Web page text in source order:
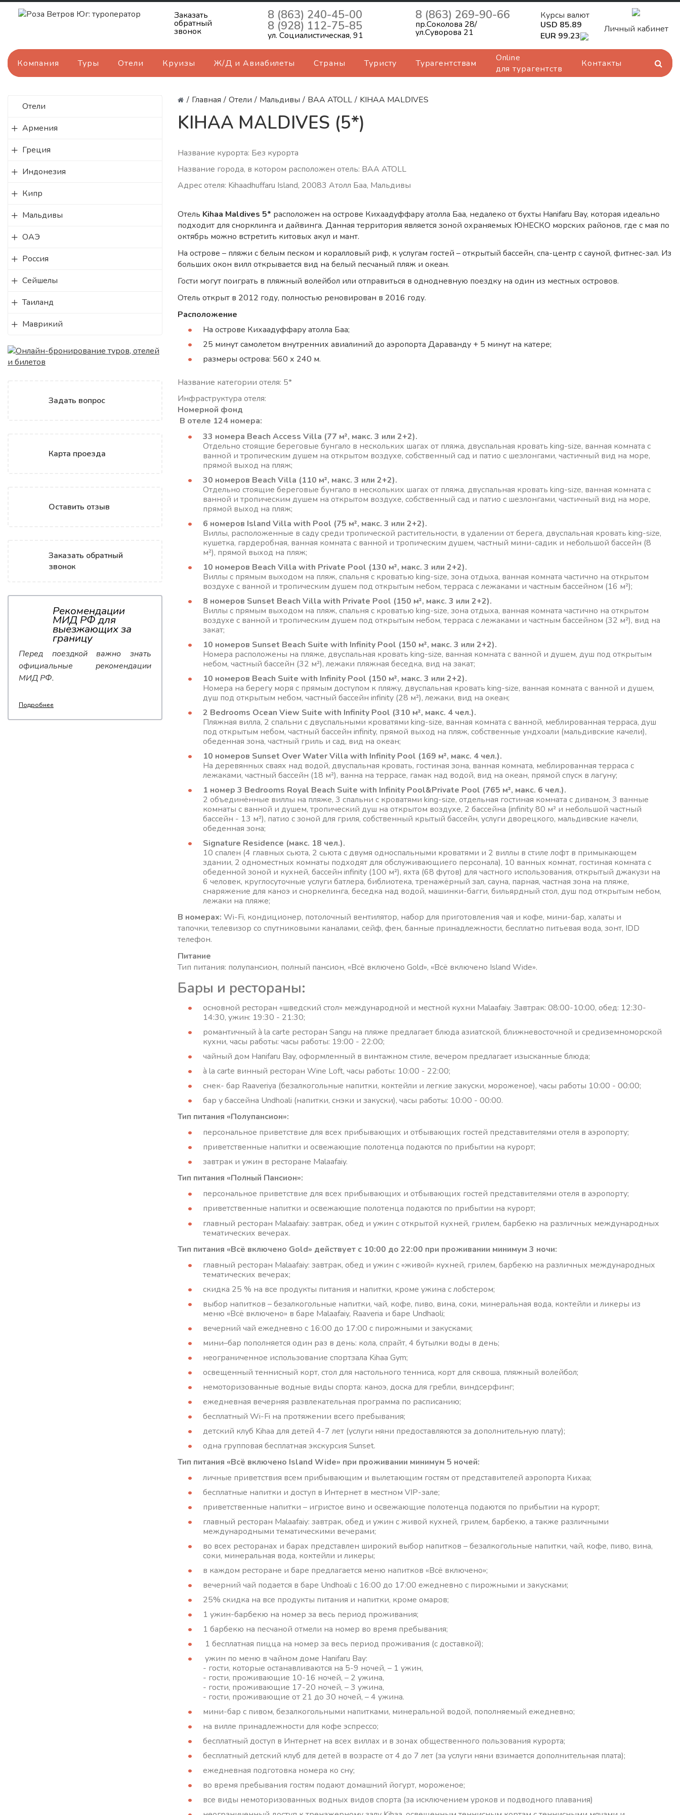
Заказать
обратный
звонок
8 (863) 240-45-00
8 (928) 112-75-85
ул. Социалистическая, 91
8 (863) 269-90-66
пр.Соколова 28/
ул.Суворова 21
Курсы валют
USD 85.89
EUR 99.23
Личный кабинет
Компания Туры Отели Круизы Ж/Д и Авиабилеты Страны Туристу Турагентствам
Online
для турагентств
Контакты
/ Главная / Отели / Мальдивы / BAA ATOLL / KIHAA MALDIVES
KIHAA MALDIVES (5*)
Отели
Армения
Греция
Индонезия
Кипр
Мальдивы
ОАЭ
Россия
Сейшелы
Таиланд
Маврикий
Задать вопрос
Карта проезда
Оставить отзыв
Заказать обратный
звонок
Рекомендации
МИД РФ для
выезжающих за
границу
Перед поездкой важно знать
официальные рекомендации
МИД РФ.
Подробнее
Название курорта: Без курорта
Название города, в котором расположен отель: BAA ATOLL
Адрес отеля: Kihaadhuffaru Island, 20083 Атолл Баа, Мальдивы
Отель Kihaa Maldives 5* расположен на острове Кихаадуффару атолла Баа, недалеко от бухты Hanifaru Bay, которая идеально
подходит для снорклинга и дайвинга. Данная территория является зоной охраняемых ЮНЕСКО морских районов, где с мая по
октябрь можно встретить китовых акул и мант.
На острове – пляжи с белым песком и коралловый риф, к услугам гостей – открытый бассейн, спа-центр с сауной, фитнес-зал. Из
больших окон вилл открывается вид на белый песчаный пляж и океан.
Гости могут поиграть в пляжный волейбол или отправиться в однодневную поездку на один из местных островов.
Отель открыт в 2012 году, полностью реновирован в 2016 году.
Расположение
На острове Кихаадуффару атолла Баа;
25 минут самолетом внутренних авиалиний до аэропорта Дараванду + 5 минут на катере;
размеры острова: 560 х 240 м.
Название категории отеля: 5*
Инфраструктура отеля:
Номерной фонд
В отеле 124 номера:
33 номера Beach Access Villa (77 м², макс. 3 или 2+2).
Отдельно стоящие береговые бунгало в нескольких шагах от пляжа, двуспальная кровать king-size, ванная комната с
ванной и тропическим душем на открытом воздухе, собственный сад и патио с шезлонгами, частичный вид на море,
прямой выход на пляж;
30 номеров Beach Villa (110 м², макс. 3 или 2+2).
Отдельно стоящие береговые бунгало в нескольких шагах от пляжа, двуспальная кровать king-size, ванная комната с
ванной и тропическим душем на открытом воздухе, собственный сад и патио с шезлонгами, частичный вид на море,
прямой выход на пляж;
6 номеров Island Villa with Pool (75 м², макс. 3 или 2+2).
Виллы, расположенные в саду среди тропической растительности, в удалении от берега, двуспальная кровать king-size,
кушетка, гардеробная, ванная комната с ванной и тропическим душем, частный мини-садик и небольшой бассейн (8
м²), прямой выход на пляж;
10 номеров Beach Villa with Private Pool (130 м², макс. 3 или 2+2).
Виллы с прямым выходом на пляж, спальня с кроватью king-size, зона отдыха, ванная комната частично на открытом
воздухе с ванной и тропическим душем под открытым небом, терраса с лежаками и частным бассейном (16 м²);
8 номеров Sunset Beach Villa with Private Pool (150 м², макс. 3 или 2+2).
Виллы с прямым выходом на пляж, спальня с кроватью king-size, зона отдыха, ванная комната частично на открытом
воздухе с ванной и тропическим душем под открытым небом, терраса с лежаками и частным бассейном (32 м²), вид на
закат;
10 номеров Sunset Beach Suite with Infinity Pool (150 м², макс. 3 или 2+2).
Номера расположены на пляже, двуспальная кровать king-size, ванная комната с ванной и душем, душ под открытым
небом, частный бассейн (32 м²), лежаки пляжная беседка, вид на закат;
10 номеров Beach Suite with Infinity Pool (150 м², макс. 3 или 2+2).
Номера на берегу моря с прямым доступом к пляжу, двуспальная кровать king-size, ванная комната с ванной и душем,
душ под открытым небом, частный бассейн infinity (28 м²), лежаки, вид на океан;
2 Bedrooms Ocean View Suite with Infinity Pool (310 м², макс. 4 чел.).
Пляжная вилла, 2 спальни с двуспальными кроватями king-size, ванная комната с ванной, меблированная терраса, душ
под открытым небом, частный бассейн infinity, прямой выход на пляж, собственные ундхоали (мальдивские качели),
обеденная зона, частный гриль и сад, вид на океан;
10 номеров Sunset Over Water Villa with Infinity Pool (169 м², макс. 4 чел.).
На деревянных сваях над водой, двуспальная кровать, гостиная зона, ванная комната, меблированная терраса с
лежаками, частный бассейн (18 м²), ванна на террасе, гамак над водой, вид на океан, прямой спуск в лагуну;
1 номер 3 Bedrooms Royal Beach Suite with Infinity Pool&Private Pool (765 м², макс. 6 чел.).
2 объединённые виллы на пляже, 3 спальни с кроватями king-size, отдельная гостиная комната с диваном, 3 ванные
комнаты с ванной и душем, тропический душ на открытом воздухе, 2 бассейна (infinity 80 м² и небольшой частный
бассейн - 13 м²), патио с зоной для гриля, собственный крытый бассейн, услуги дворецкого, мальдивские качели,
обеденная зона;
Signature Residence (макс. 18 чел.).
10 спален (4 главных сьюта, 2 сьюта с двумя односпальными кроватями и 2 виллы в стиле лофт в примыкающем
здании, 2 одноместных комнаты подходят для обслуживающиего персонала), 10 ванных комнат, гостиная комната с
обеденной зоной и кухней, бассейн infinity (100 м²), яхта (68 футов) для частного использования, открытый джакузи на
6 человек, круглосуточные услуги батлера, библиотека, тренажёрный зал, сауна, парная, частная зона на пляже,
cнаряжение для каноэ и сноркелинга, беседка над водой, машинки-багги, бильярдный стол, душ под открытым небом,
лежаки на пляже;
В номерах: Wi-Fi, кондиционер, потолочный вентилятор, набор для приготовления чая и кофе, мини-бар, халаты и
тапочки, телевизор со спутниковыми каналами, сейф, фен, банные принадлежности, бесплатно питьевая вода, зонт, IDD
телефон.
Питание
Тип питания: полупансион, полный пансион, «Всё включено Gold», «Всё включено Island Wide».
Бары и рестораны:
основной ресторан «шведский стол» международной и местной кухни Malaafaiy. Завтрак: 08:00-10:00, обед: 12:30-
14:30, ужин: 19:30 - 21:30;
романтичный à la carte ресторан Sangu на пляже предлагает блюда азиатской, ближневосточной и средиземноморской
кухни, часы работы: часы работы: 19:00 - 22:00;
чайный дом Hanifaru Bay, оформленный в винтажном стиле, вечером предлагает изысканные блюда;
à la carte винный ресторан Wine Loft, часы работы: 10:00 - 22:00;
снек- бар Raaveriya (безалкогольные напитки, коктейли и легкие закуски, мороженое), часы работы 10:00 - 00:00;
бар у бассейна Undhoali (напитки, снэки и закуски), часы работы: 10:00 - 00:00.
Тип питания «Полупансион»:
персональное приветствие для всех прибывающих и отбывающих гостей представителями отеля в аэропорту;
приветственные напитки и освежающие полотенца подаются по прибытии на курорт;
завтрак и ужин в ресторане Malaafaiy.
Тип питания «Полный Пансион»:
персональное приветствие для всех прибывающих и отбывающих гостей представителями отеля в аэропорту;
приветственные напитки и освежающие полотенца подаются по прибытии на курорт;
главный ресторан Malaafaiy: завтрак, обед и ужин с открытой кухней, грилем, барбекю на различных международных
тематических вечерах.
Тип питания «Всё включено Gold» действует с 10:00 до 22:00 при проживании минимум 3 ночи:
главный ресторан Malaafaiy: завтрак, обед и ужин с «живой» кухней, грилем, барбекю на различных международных
тематических вечерах;
скидка 25 % на все продукты питания и напитки, кроме ужина с лобстером;
выбор напитков – безалкогольные напитки, чай, кофе, пиво, вина, соки, минеральная вода, коктейли и ликеры из
меню «Всё включено» в баре Malaafaiy, Raaveria и баре Undhaoli;
вечерний чай ежедневно с 16:00 до 17:00 с пирожными и закусками;
мини–бар пополняется один раз в день: кола, спрайт, 4 бутылки воды в день;
неограниченное использование спортзала Kihaa Gym;
освещенный теннисный корт, стол для настольного тенниса, корт для сквоша, пляжный волейбол;
немоторизованные водные виды спорта: каноэ, доска для гребли, виндсерфинг;
ежедневная вечерняя развлекательная программа по расписанию;
бесплатный Wi-Fi на протяжении всего пребывания;
детский клуб Kihaa для детей 4-7 лет (услуги няни предоставляются за дополнительную плату);
одна групповая бесплатная экскурсия Sunset.
Тип питания «Всё включено Island Wide» при проживании минимум 5 ночей:
личные приветствия всем прибывающим и вылетающим гостям от представителей аэропорта Кихаа;
бесплатные напитки и доступ в Интернет в местном VIP-зале;
приветственные напитки – игристое вино и освежающие полотенца подаются по прибытии на курорт;
главный ресторан Malaafaiy: завтрак, обед и ужин с живой кухней, грилем, барбекю, а также различными
международными тематическими вечерами;
во всех ресторанах и барах представлен широкий выбор напитков – безалкогольные напитки, чай, кофе, пиво, вина,
соки, минеральная вода, коктейли и ликеры;
в каждом ресторане и баре предлагается меню напитков «Всё включено»;
вечерний чай подается в баре Undhoali с 16:00 до 17:00 ежедневно с пирожными и закусками;
25% скидка на все продукты питания и напитки, кроме омаров;
1 ужин-барбекю на номер за весь период проживания;
1 барбекю на песчаной отмели на номер во время пребывания;
1 бесплатная пицца на номер за весь период проживания (с доставкой);
ужин по меню в чайном доме Hanifaru Bay:
- гости, которые останавливаются на 5-9 ночей, – 1 ужин,
- гости, проживающие 10-16 ночей, – 2 ужина,
- гости, проживающие 17-20 ночей, – 3 ужина,
- гости, проживающие от 21 до 30 ночей, – 4 ужина.
мини-бар с пивом, безалкогольными напитками, минеральной водой, пополняемый ежедневно;
на вилле принадлежности для кофе эспрессо;
бесплатный доступ в Интернет на всех виллах и в зонах общественного пользования курорта;
бесплатный детский клуб для детей в возрасте от 4 до 7 лет (за услуги няни взимается дополнительная плата);
ежедневная подготовка номера ко сну;
во время пребывания гостям подают домашний йогурт, мороженое;
все виды немоторизованных водных видов спорта (за исключением уроков и подводного плавания)